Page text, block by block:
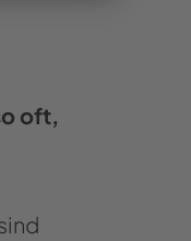
oft,